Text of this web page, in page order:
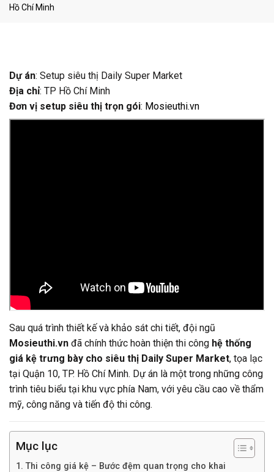
Hồ Chí Minh
Dự án: Setup siêu thị Daily Super Market
Địa chỉ: TP Hồ Chí Minh
Đơn vị setup siêu thị trọn gói: Mosieuthi.vn
Sau quá trình thiết kế và khảo sát chi tiết, đội ngũ
Mosieuthi.vn đã chính thức hoàn thiện thi công hệ thống
giá kệ trưng bày cho siêu thị Daily Super Market, tọa lạc
tại Quận 10, TP. Hồ Chí Minh. Dự án là một trong những công
trình tiêu biểu tại khu vực phía Nam, với yêu cầu cao về thẩm
mỹ, công năng và tiến độ thi công.
Mục lục
Thi công giá kệ – Bước đệm quan trọng cho khai